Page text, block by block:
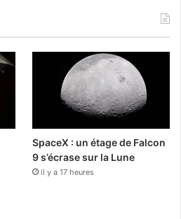
SpaceX : un étage de Falcon
9 s’écrase sur la Lune
il y a 17 heures